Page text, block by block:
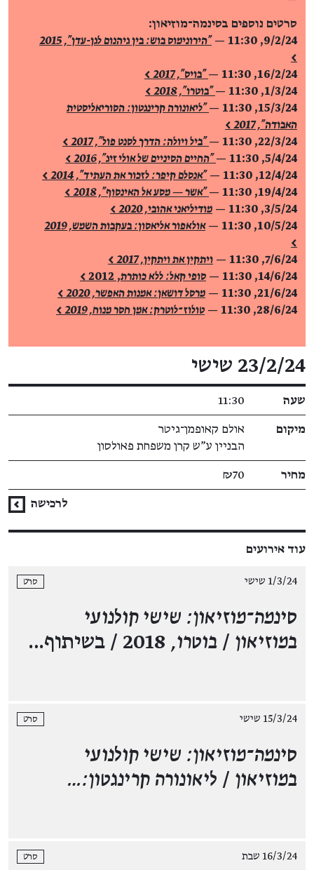
סרטים נוספים בסינמה־מוזיאון:
9/2/24, 11:30 —
"הירונימוס בוש: בין גיהנום לגן-עדן", 2015
>
16/2/24, 11:30 —
"בויס", 2017 >
1/3/24, 11:30 —
"בוטרו", 2018 >
15/3/24, 11:30 —
"ליאונורה קרינגטון: הסוריאליסטית
האבודה", 2017 >
22/3/24, 11:30 —
"ביל ויולה: הדרך לסנט פול", 2017 >
5/4/24, 11:30 —
"החיים הסיניים של אולי זיג", 2016 >
12/4/24, 11:30 —
"אנסלם קיפר: לזכור את העתיד", 2014 >
19/4/24, 11:30 —
"אשר — מסע אל האינסוף", 2018 >
3/5/24, 11:30
— מודיליאני אהובי, 2020 >
10/5/24, 11:30
—
אולאפור אליאסון: בעקבות השמש, 2019
>
7/6/24, 11:30
— ויתקין את ויתקין, 2017 >
14/6/24, 11:30
— סופי קאל: ללא כותרת, 2012
>
21/6/24, 11:30
— מרסל דושאן: אמנות האפשר, 2020 >
28/6/24, 11:30
— טולוז־לוטרק: אמן חסר מנוח, 2019 >
פרטי האירוע
23/2/24 שישי
שעה 11:30
מיקום
אולם קאופמן־גיטר
הבניין ע"ש קרן משפחת פאולסון
מחיר ₪70
לרכישה
עוד אירועים
1/3/24 שישי סרט
סינמה־מוזיאון: שישי קולנועי
במוזיאון / בוטרו,
15/3/24 שישי סרט
סינמה־מוזיאון: שישי קולנועי
במוזיאון / ליאונורה קרינגטון:…
16/3/24 שבת סרט